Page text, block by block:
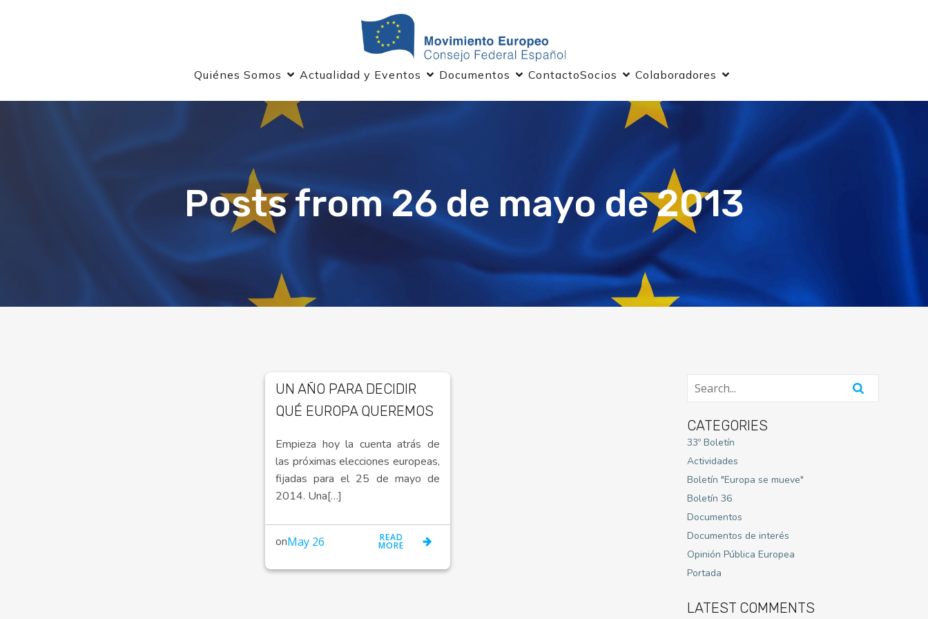
Quiénes Somos Actualidad y Eventos Documentos ContactoSocios Colaboradores
Posts from 26 de mayo de 2013
UN AÑO PARA DECIDIR
QUÉ EUROPA QUEREMOS
Empieza hoy la cuenta atrás de
las próximas elecciones europeas,
fijadas para el 25 de mayo de
2014. Una[…]
onMay 26 READ
MORE
CATEGORIES
33º Boletín
Actividades
Boletín "Europa se mueve"
Boletín 36
Documentos
Documentos de interés
Opinión Pública Europea
Portada
LATEST COMMENTS